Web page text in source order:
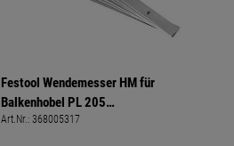
Festool Wendemesser HM für
Balkenhobel PL 205
19x1x205mm Paket à 6 Stück
Art.Nr.: 368005317